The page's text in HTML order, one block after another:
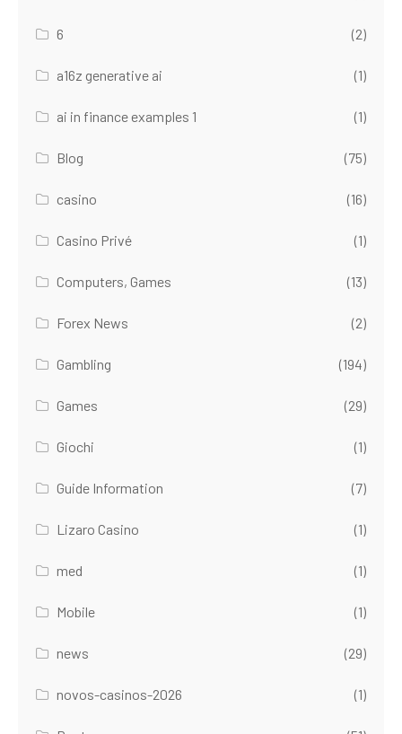
6 (2)
a16z generative ai (1)
ai in finance examples 1 (1)
Blog (75)
casino (16)
Casino Privé (1)
Computers, Games (13)
Forex News (2)
Gambling (194)
Games (29)
Giochi (1)
Guide Information (7)
Lizaro Casino (1)
med (1)
Mobile (1)
news (29)
novos-casinos-2026 (1)